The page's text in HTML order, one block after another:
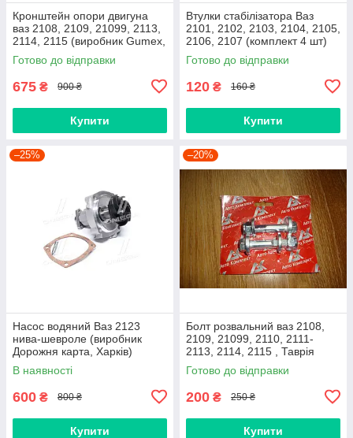
Кронштейн опори двигуна
ваз 2108, 2109, 21099, 2113,
2114, 2115 (виробник Gumex,
Польща)
Готово до відправки
675 ₴ 900 ₴
Купити
Втулки стабілізатора Ваз
2101, 2102, 2103, 2104, 2105,
2106, 2107 (комплект 4 шт)
виробник Gumex, Польща
Готово до відправки
120 ₴ 160 ₴
Купити
–25%
Насос водяний Ваз 2123
нива-шевроле (виробник
Дорожня карта, Харків)
В наявності
600 ₴ 800 ₴
Купити
–20%
Болт розвальний ваз 2108,
2109, 21099, 2110, 2111-
2113, 2114, 2115 , Таврія
М12х60, стойки передньої
(Авто Комплект)
Готово до відправки
200 ₴ 250 ₴
Купити